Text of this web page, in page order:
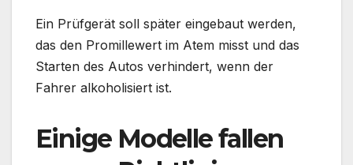
Ein Prüfgerät soll später eingebaut werden,
das den Promillewert im Atem misst und das
Starten des Autos verhindert, wenn der
Fahrer alkoholisiert ist.
Einige Modelle fallen